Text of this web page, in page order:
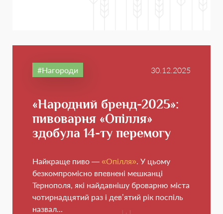
Нагороди 30.12.2025
«Народний бренд-2025»:
пивоварня «Опілля»
здобула 14-ту перемогу
Найкраще пиво — «Опілля» . У цьому
безкомпромісно впевнені мешканці
Тернополя, які найдавнішу броварню міста
чотирнадцятий раз і дев’ятий рік поспіль
назвал...